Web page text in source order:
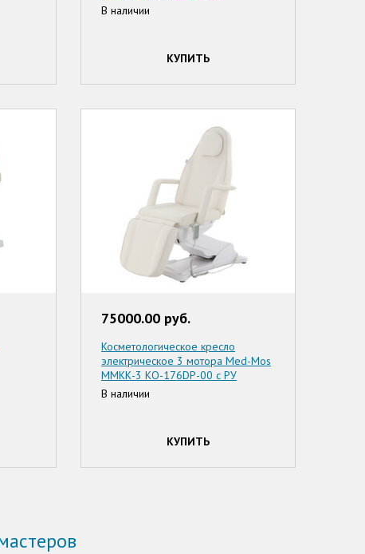
В наличии
КУПИТЬ
75000.00 руб.
Косметологическое кресло
электрическое 3 мотора Med-Mos
ММКК-3 КО-176DP-00 с РУ
В наличии
КУПИТЬ